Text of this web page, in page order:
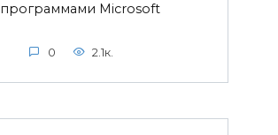
программами Microsoft
0 2.1к.